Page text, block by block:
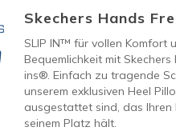
Skechers Hands
SLIP IN™ für vollen Komfort
Bequemlichkeit mit Skechers
ins®. Einfach zu tragende
unserem exklusiven Heel
ausgestattet sind, das Ihren
seinem Platz hält.